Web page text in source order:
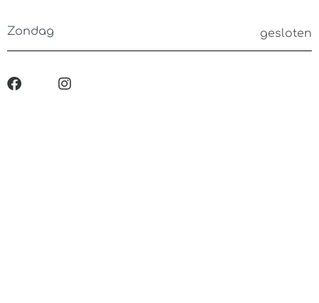
Zondag gesloten